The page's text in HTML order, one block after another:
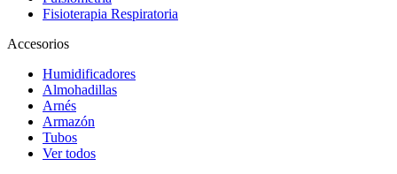
Fisioterapia Respiratoria
Accesorios
Humidificadores
Almohadillas
Arnés
Armazón
Tubos
Ver todos